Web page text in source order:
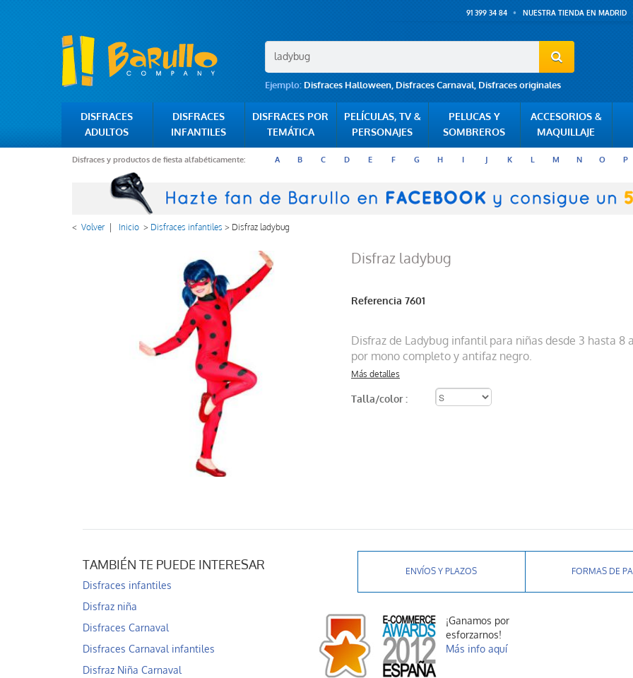
91 399 34 84 NUESTRA TIENDA EN MADRID
Ejemplo: Disfraces Halloween, Disfraces Carnaval, Disfraces originales
DISFRACES
ADULTOS
DISFRACES
INFANTILES
DISFRACES POR
TEMÁTICA
PELÍCULAS, TV &
PERSONAJES
PELUCAS Y
SOMBREROS
ACCESORIOS &
MAQUILLAJE
Disfraces y productos de fiesta alfabéticamente: A B C D E F G H I J K L M N O P
< Volver Inicio > Disfraces infantiles > Disfraz ladybug
Disfraz ladybug
Referencia 7601
Disfraz de Ladybug infantil para niñas desde 3 hasta 8
por mono completo y antifaz negro.
Más detalles
Talla/color :
TAMBIÉN TE PUEDE INTERESAR
Disfraces infantiles
Disfraz niña
Disfraces Carnaval
Disfraces Carnaval infantiles
Disfraz Niña Carnaval
ENVÍOS Y PLAZOS FORMAS DE
¡Ganamos por
esforzarnos!
Más info aquí